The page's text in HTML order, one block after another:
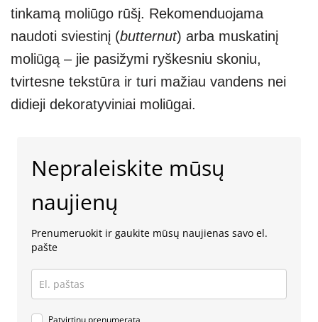
tinkamą moliūgo rūšį. Rekomenduojama
naudoti sviestinį (butternut) arba muskatinį
moliūgą – jie pasižymi ryškesniu skoniu,
tvirtesne tekstūra ir turi mažiau vandens nei
didieji dekoratyviniai moliūgai.
Nepraleiskite mūsų
naujienų
Prenumeruokit ir gaukite mūsų naujienas savo el.
pašte